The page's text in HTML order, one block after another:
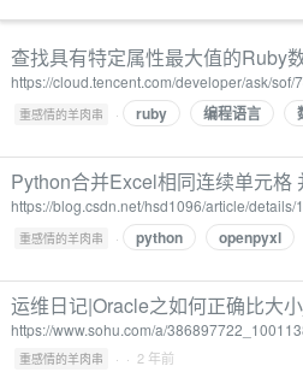
查找具有特定属性最大值的Ruby
https://cloud.tencent.com/developer/ask/
重感情的羊肉串 · ruby 编程语言
Python合并Excel相同连续单元格
https://blog.csdn.net/hsd1096/article/details/
重感情的羊肉串 · python openpyxl
运维日记|Oracle之如何正确比大
https://www.sohu.com/a/
重感情的羊肉串 · · 2 年前